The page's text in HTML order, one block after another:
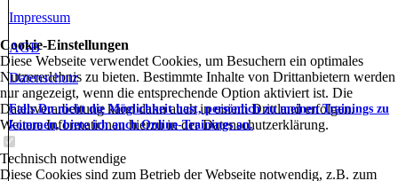
Impressum
AGB
Datenschutz
Falls Du nicht die Möglichkeit hast, persönlich zu meinen Trainings zu
kommen, biete ich auch Online-Trainings an.
Cookie-Einstellungen
Diese Webseite verwendet Cookies, um Besuchern ein optimales
Nutzererlebnis zu bieten. Bestimmte Inhalte von Drittanbietern werden
nur angezeigt, wenn die entsprechende Option aktiviert ist. Die
Datenverarbeitung kann dann auch in einem Drittland erfolgen.
Weitere Informationen hierzu in der Datenschutzerklärung.
Technisch notwendige
Diese Cookies sind zum Betrieb der Webseite notwendig, z.B. zum